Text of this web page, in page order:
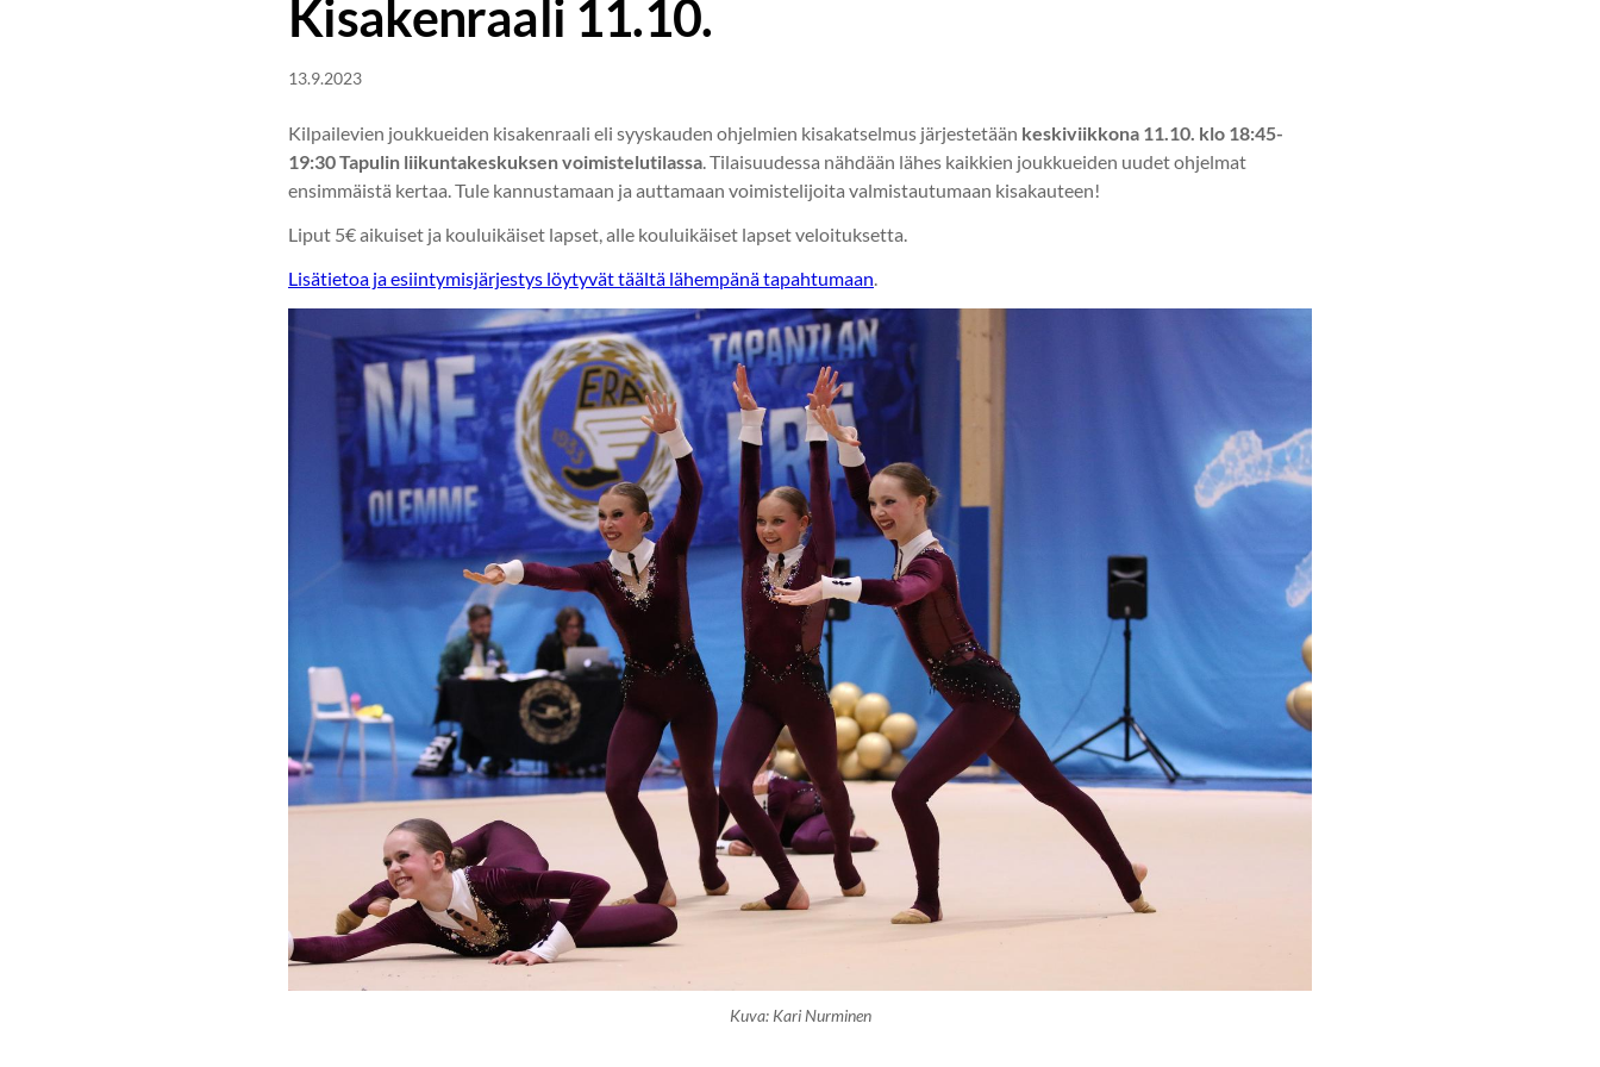
Kisakenraali 11.10.
13.9.2023
Kilpailevien joukkueiden kisakenraali eli syyskauden ohjelmien kisakatselmus järjestetään keskiviikkona 11.10. klo 18:45-
19:30 Tapulin liikuntakeskuksen voimistelutilassa. Tilaisuudessa nähdään lähes kaikkien joukkueiden uudet ohjelmat
ensimmäistä kertaa. Tule kannustamaan ja auttamaan voimistelijoita valmistautumaan kisakauteen!
Liput 5€ aikuiset ja kouluikäiset lapset, alle kouluikäiset lapset veloituksetta.
Lisätietoa ja esiintymisjärjestys löytyvät täältä lähempänä tapahtumaan.
Kuva: Kari Nurminen